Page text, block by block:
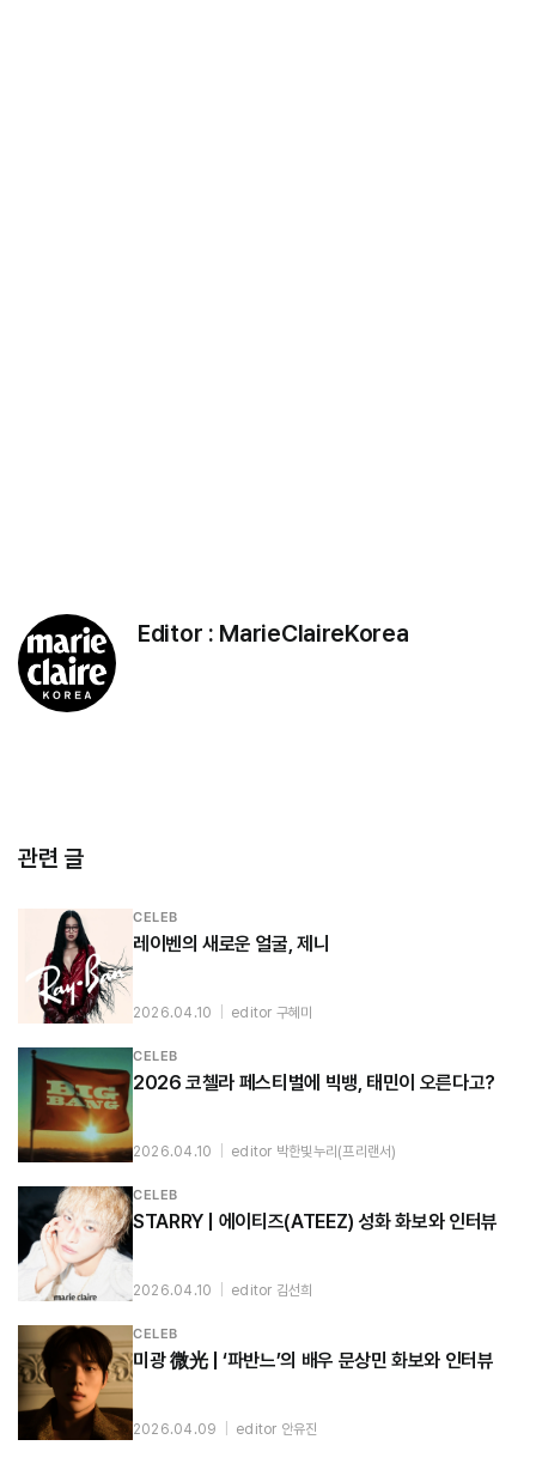
Editor : MarieClaireKorea
관련 글
CELEB
레이벤의 새로운 얼굴, 제니
2026.04.10 editor 구혜미
CELEB
2026 코첼라 페스티벌에 빅뱅, 태민이 오른다고?
2026.04.10 editor 박한빛누리(프리랜서)
CELEB
STARRY | 에이티즈(ATEEZ) 성화 화보와 인터뷰
2026.04.10 editor 김선희
CELEB
미광 微光 | ‘파반느’의 배우 문상민 화보와 인터뷰
2026.04.09 editor 안유진